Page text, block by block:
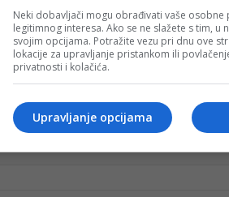
Neki dobavljači mogu obrađivati vaše osobne
legitimnog interesa. Ako se ne slažete s tim, u
svojim opcijama. Potražite vezu pri dnu ove
lokacije za upravljanje pristankom ili
privatnosti i kolačića.
Upravljanje opcijama